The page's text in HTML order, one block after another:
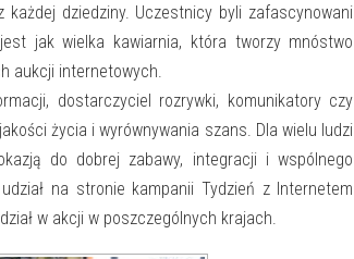
dziedziny. Uczestnicy byli zafascynowani
jak wielka kawiarnia, która tworzy mnóstwo
aukcji internetowych.
dostarczyciel rozrywki, komunikatory czy
życia i wyrównywania szans. Dla wielu ludzi
do dobrej zabawy, integracji i wspólnego
na stronie kampanii Tydzień z Internetem
w akcji w poszczególnych krajach.